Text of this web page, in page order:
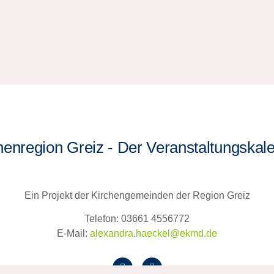
Greiz - Der
Ein Projekt der Kirchengemeinden der Region Greiz
Telefon: 03661 4556772
E-Mail: alexandra.haeckel@ekmd.de